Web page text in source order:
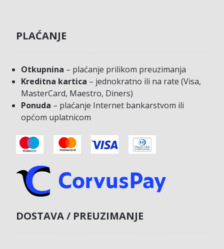
PLAĆANJE
Otkupnina – plaćanje prilikom preuzimanja
Kreditna kartica – jednokratno ili na rate (Visa,
MasterCard, Maestro, Diners)
Ponuda – plaćanje Internet bankarstvom ili
općom uplatnicom
DOSTAVA / PREUZIMANJE